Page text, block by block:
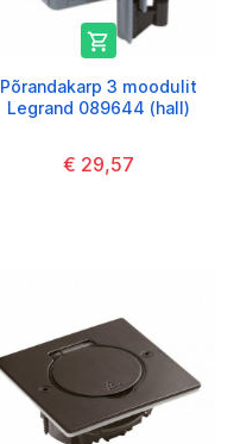

Põrandakarp 3 moodulit
Legrand 089644 (hall)
€ 29,57